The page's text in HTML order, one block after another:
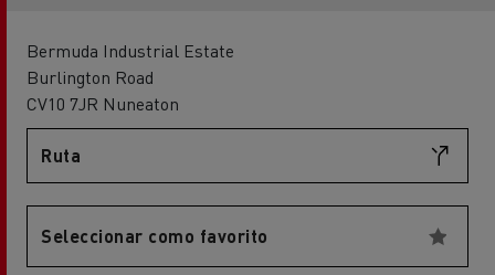
Bermuda Industrial Estate
Burlington Road
CV10 7JR Nuneaton
Ruta
Seleccionar como favorito